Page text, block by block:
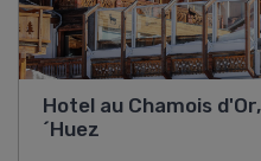
Hotel au Chamois
´Huez